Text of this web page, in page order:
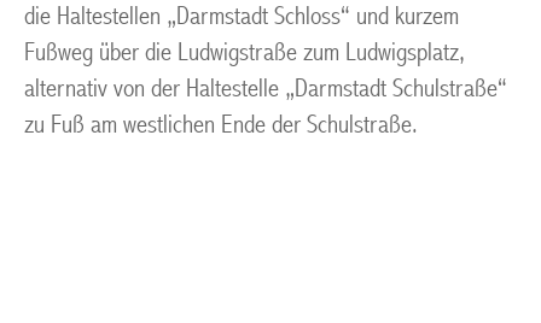
die Haltestellen „Darmstadt Schloss“ und kurzem
Fußweg über die Ludwigstraße zum Ludwigsplatz,
alternativ von der Haltestelle „Darmstadt Schulstraße“
zu Fuß am westlichen Ende der Schulstraße.